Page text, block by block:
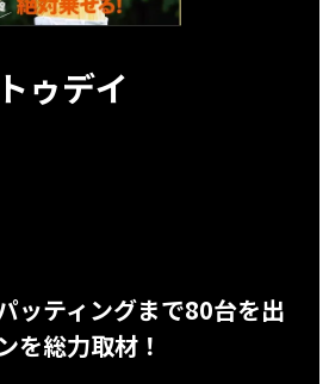
ゥデイ
ッティングまで80台を出
を総力取材！